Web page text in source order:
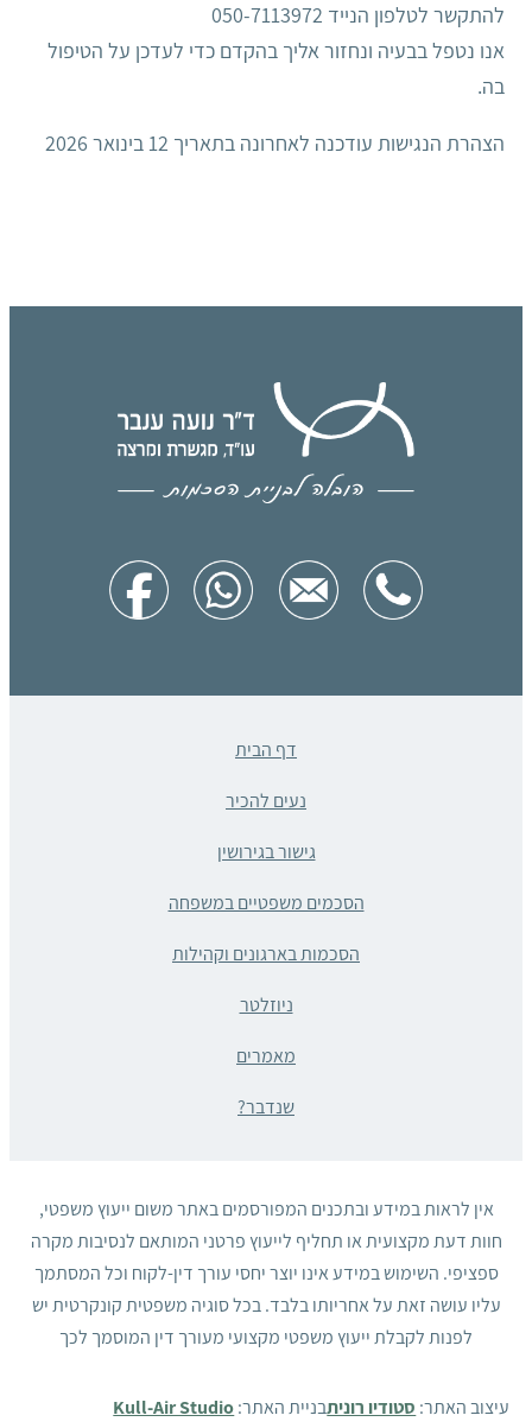
להתקשר לטלפון הנייד 050-7113972
אנו נטפל בבעיה ונחזור אליך בהקדם כדי לעדכן על הטיפול
בה.
הצהרת הנגישות עודכנה לאחרונה בתאריך 12 בינואר 2026
דף הבית
נעים להכיר
גישור בגירושין
הסכמים משפטיים במשפחה
הסכמות בארגונים וקהילות
ניוזלטר
מאמרים
שנדבר?
אין לראות במידע ובתכנים המפורסמים באתר משום ייעוץ משפטי,
חוות דעת מקצועית או תחליף לייעוץ פרטני המותאם לנסיבות מקרה
ספציפי. השימוש במידע אינו יוצר יחסי עורך דין-לקוח וכל המסתמך
עליו עושה זאת על אחריותו בלבד. בכל סוגיה משפטית קונקרטית יש
לפנות לקבלת ייעוץ משפטי מקצועי מעורך דין המוסמך לכך
עיצוב האתר: סטודיו רוניתבניית האתר:Kull-Air Studio